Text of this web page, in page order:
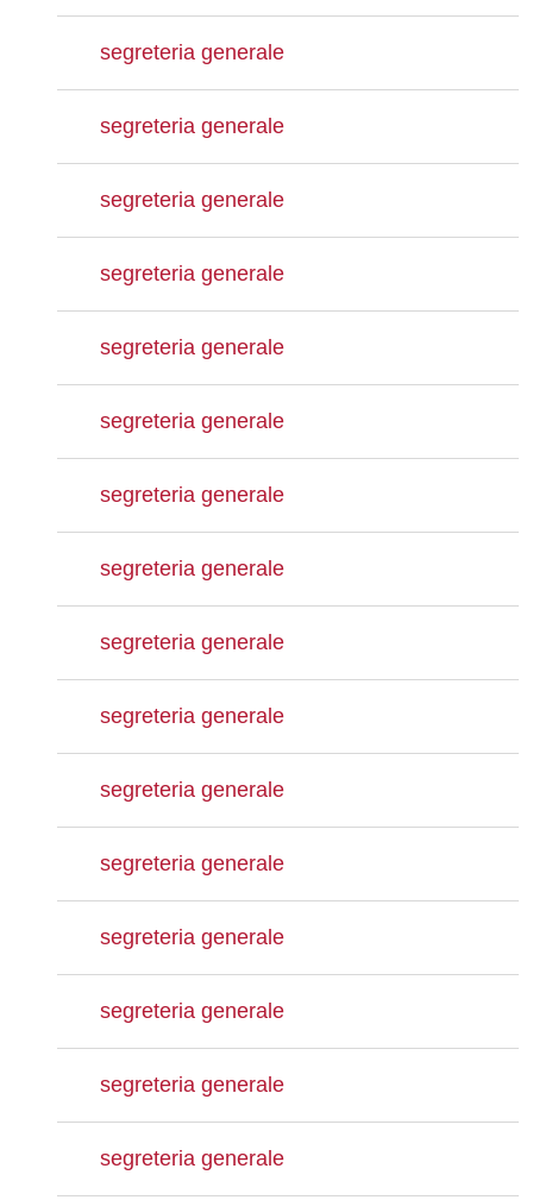
segreteria generale
segreteria generale
segreteria generale
segreteria generale
segreteria generale
segreteria generale
segreteria generale
segreteria generale
segreteria generale
segreteria generale
segreteria generale
segreteria generale
segreteria generale
segreteria generale
segreteria generale
segreteria generale